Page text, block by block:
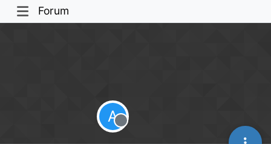
Forum
A
Offline